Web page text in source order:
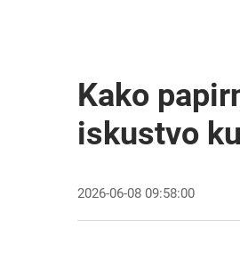
Kako
iskustvo
2026-06-08 09:58:00